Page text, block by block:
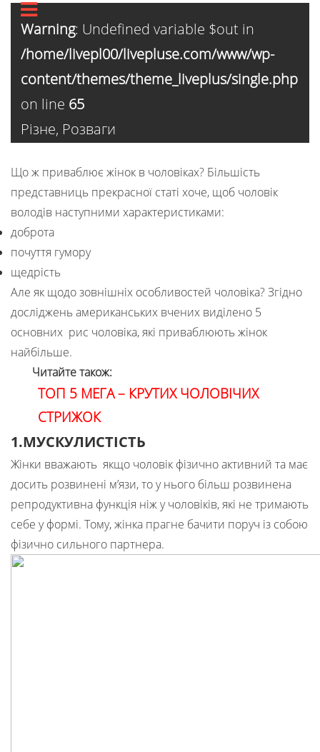
Warning: Undefined variable $out in
/home/livepl00/livepluse.com/www/wp-
content/themes/theme_liveplus/single.php
on line 65
Різне, Розваги
Що ж приваблює жінок в чоловіках? Більшість
представниць прекрасної статі хоче, щоб чоловік
володів наступними характеристиками:
доброта
почуття гумору
щедрість
Але як щодо зовнішніх особливостей чоловіка? Згідно
досліджень американських вчених виділено 5
основних рис чоловіка, які приваблюють жінок
найбільше.
Читайте також:
ТОП 5 МЕГА – КРУТИХ ЧОЛОВІЧИХ
СТРИЖОК
1.МУСКУЛИСТІСТЬ
Жінки вважають якщо чоловік фізично активний та має
досить розвинені м’язи, то у нього більш розвинена
репродуктивна функція ніж у чоловіків, які не тримають
себе у формі. Тому, жінка прагне бачити поруч із собою
фізично сильного партнера.